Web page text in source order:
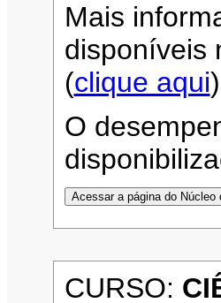
Mais
disponíveis
(clique aqui
O
CURSO: